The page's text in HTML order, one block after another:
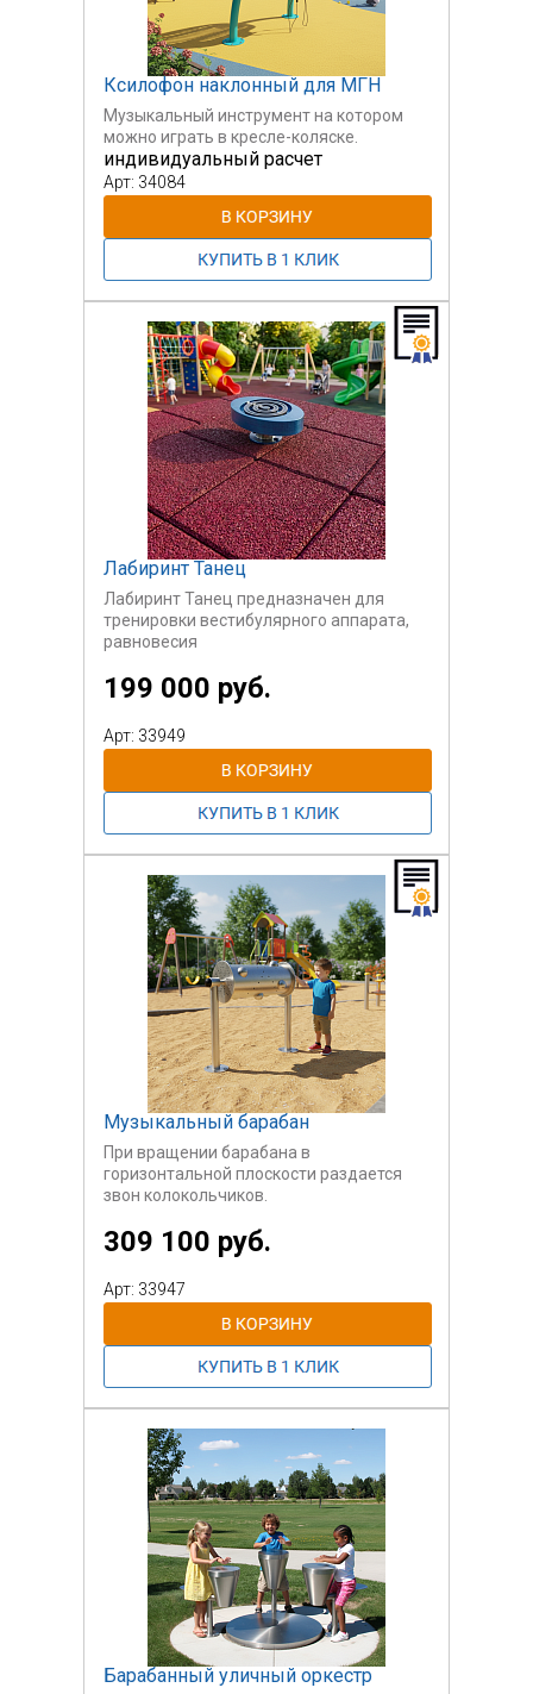
Ксилофон наклонный для МГН
Музыкальный инструмент на котором
можно играть в кресле-коляске.
индивидуальный расчет
Арт: 34084
Лабиринт Танец
Лабиринт Танец предназначен для
тренировки вестибулярного аппарата,
равновесия
встать на Платформу и
перемещая вес тела управлять
движением шариков в теле
тренажера. Задача пользователя -
провести шар по лабиринту.
199 000 руб.
Арт: 33949
Музыкальный барабан
При вращении барабана в
горизонтальной плоскости раздается
звон колокольчиков.
309 100 руб.
Арт: 33947
Барабанный уличный оркестр